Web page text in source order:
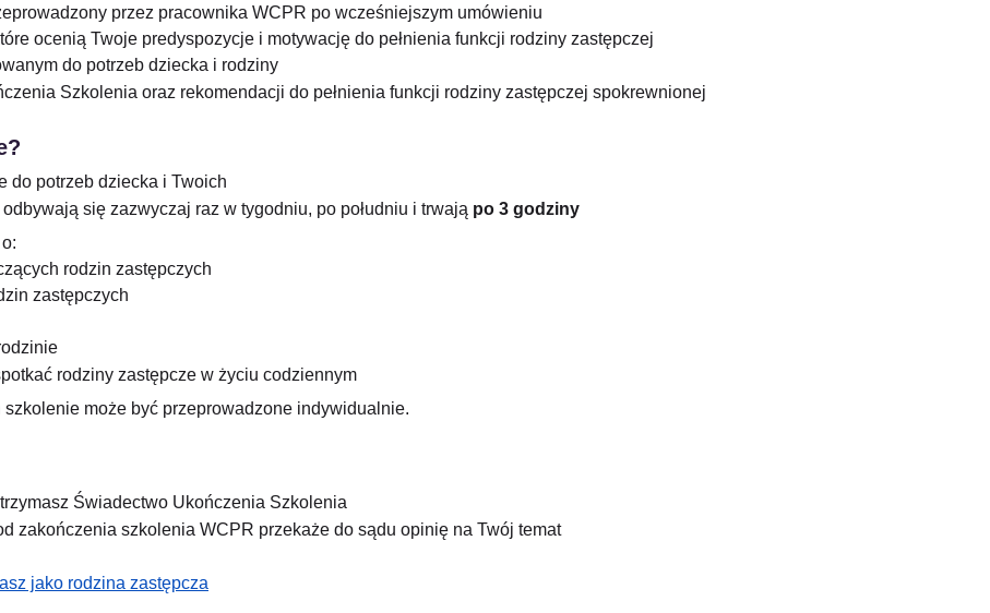
przez pracownika WCPR po wcześniejszym umówieniu
ocenią Twoje predyspozycje i motywację do pełnienia funkcji rodziny zastępczej
do potrzeb dziecka i rodziny
Szkolenia oraz rekomendacji do pełnienia funkcji rodziny zastępczej spokrewnionej
do potrzeb dziecka i Twoich
odbywają się zazwyczaj raz w tygodniu, po południu i trwają po 3 godziny
o:
rodzin zastępczych
zastępczych
rodziny zastępcze w życiu codziennym
może być przeprowadzone indywidualnie.
Świadectwo Ukończenia Szkolenia
zakończenia szkolenia WCPR przekaże do sądu opinię na Twój temat
jako rodzina zastępcza